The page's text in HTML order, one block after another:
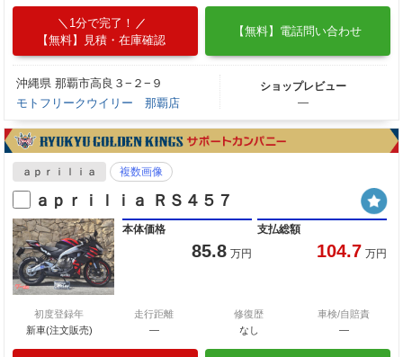
1分で完了！
【無料】見積・在庫確認
【無料】電話問い合わせ
沖縄県 那覇市高良３−２−９
モトフリークウイリー 那覇店
ショップレビュー
―
ａｐｒｉｌｉａ 複数画像
ａｐｒｉｌｉａ ＲＳ４５７
本体価格
85.8 万円
支払総額
104.7 万円
初度登録年
新車(注文販売)
走行距離
―
修復歴
なし
車検/自賠責
―